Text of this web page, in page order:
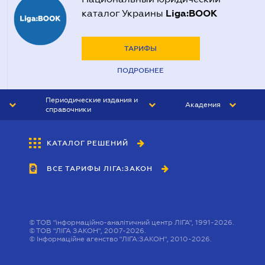
каталог Украины Liga:BOOK
ТАРИФЫ
ПОДРОБНЕЕ
Периодические издания и
справочники
БУХГАЛТЕР&ЗАКОН
ВЕСТНИК МСФО
Академия
КАТАЛОГ РЕШЕНИЙ
ВСЕ ТАРИФЫ ЛІГА:ЗАКОН
©ТОВ "інформаційно-аналітичний центр ЛІГА", 1991-2026.
©ТОВ "ЛІГА ЗАКОН", 2007-2026.
© Інформаційне агенство "ЛІГА:ЗАКОН", 2010-2026.